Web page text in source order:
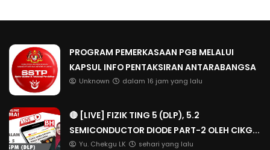
PROGRAM PEMERKASAAN PGB MELALUI
KAPSUL INFO PENTAKSIRAN ANTARABANGSA
Unknown dalam 16 jam yang lalu
🔴 [LIVE] FIZIK TING 5 (DLP), 5.2
SEMICONDUCTOR DIODE PART-2 OLEH CIKG...
Yu. Chekgu LK sehari yang lalu